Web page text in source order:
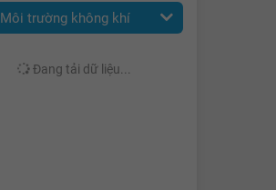
Môi trường không khí
Đang tải dữ liệu...